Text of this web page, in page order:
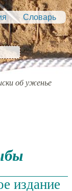
Словарь
об уженье
издание